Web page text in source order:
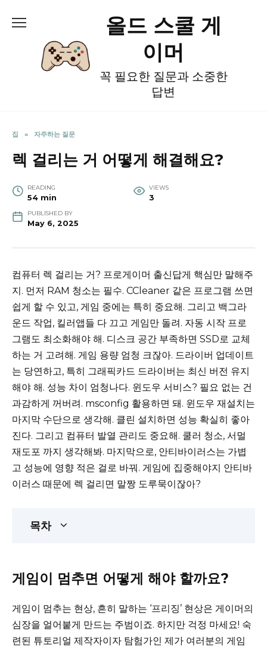
올드 스쿨 게
이머
꼭 필요한 질문과 소중한
답변
집 » 자주하는 질문
렉 걸리는 거 어떻게 해결해요?
READING
54 min
VIEWS
3
PUBLISHED BY
May 6, 2025
컴퓨터 렉 걸리는 거? 프로게이머 출신답게 핵심만 말해주
지. 먼저 RAM 청소는 필수. CCleaner 같은 프로그램 쓰면
쉽게 할 수 있고, 게임 중에는 특히 중요해. 그리고 백그라
운드 작업, 킬러앱들 다 끄고 게임만 돌려. 자동 시작 프로
그램도 최소화해야 해. 디스크 공간 부족하면 SSD로 교체
하는 거 고려해. 게임 용량 엄청 크잖아. 드라이버 업데이트
는 당연하고, 특히 그래픽카드 드라이버는 최신 버전 유지
해야 해. 성능 차이 엄청나다. 윈도우 서비스? 필요 없는 건
과감하게 꺼버려. msconfig 활용하면 돼. 윈도우 재설치는
마지막 수단으로 생각해. 클린 설치하면 성능 확실히 좋아
진다. 그리고 컴퓨터 발열 관리도 중요해. 쿨러 청소, 서멀
재도포 까지 생각해봐. 마지막으로, 안티바이러스는 가볍
고 성능에 영향 적은 걸로 바꿔. 게임에 집중해야지 안티바
이러스 때문에 렉 걸리면 말짱 도루묵이잖아?
목차
게임이 멈추면 어떻게 해야 할까요?
게임이 멈추는 현상, 흔히 말하는 ‘프리징’ 현상은 게이머의
심장을 얼어붙게 만드는 주범이죠. 하지만 걱정 마세요! 숙
련된 튜토리얼 제작자이자 탐험가인 제가 여러분의 게임